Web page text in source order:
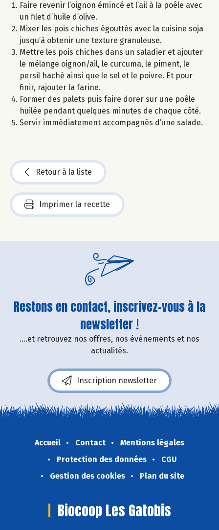
Faire revenir l’oignon émincé et l’ail à la poêle avec
un filet d’huile d’olive.
Mixer les pois chiches égouttés avec la cuisine soja
jusqu’à obtenir une texture granuleuse.
Mettre les pois chiches dans un saladier et ajouter
le mélange oignon/ail, le curcuma, le piment, le
persil haché ainsi que le sel et le poivre. Et pour
finir, rajouter la farine.
Former des palets puis faire dorer sur une poêle
huilée pendant quelques minutes de chaque côté.
Servir immédiatement accompagnés d’une salade.
Retour à la liste
Imprimer la recette
Restons en contact, inscrivez-vous à la
newsletter !
....et retrouvez nos offres, nos événements et nos
actualités.
Inscription newsletter
Accueil Contact
Mentions légales
Protection des données
CGU
Gestion des cookies
Plan du site
Biocoop Les Gatobis